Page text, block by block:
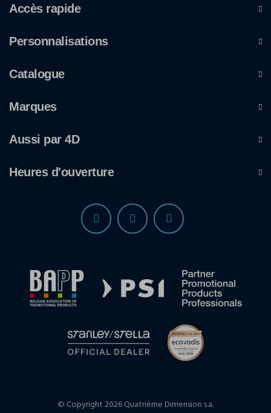
Accès rapide
Personnalisations
Catalogue
Marques
Aussi par 4D
Heures d'ouverture
© Copyright 2026 Quatrième Dimension s.a.